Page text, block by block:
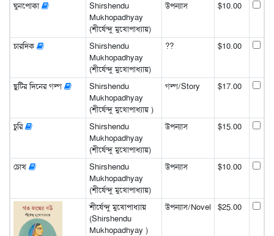
ঘুনপোকা
Shirshendu
Mukhopadhyay
(শীর্ষেন্দু মুখোপাধ্যায়)
উপন্যাস $10.00
চারদিক
Shirshendu
Mukhopadhyay
(শীর্ষেন্দু মুখোপাধ্যায়)
?? $10.00
ছুটির দিনের গল্প
Shirshendu
Mukhopadhyay
(শীর্ষেন্দু মুখোপাধ্যায় )
গল্প/Story $17.00
চুরি
Shirshendu
Mukhopadhyay
(শীর্ষেন্দু মুখোপাধ্যায়)
উপন্যাস $15.00
চোখ
Shirshendu
Mukhopadhyay
(শীর্ষেন্দু মুখোপাধ্যায়)
উপন্যাস $10.00
শীর্ষেন্দু মুখোপাধ্যায়
(Shirshendu
Mukhopadhyay )
উপন্যাস/Novel $25.00